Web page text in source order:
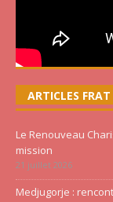
ARTICLES
Le Renouveau
mission
21 juillet 2026
Medjugorje :